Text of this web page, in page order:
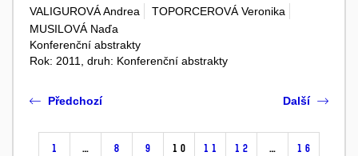
VALIGUROVÁ Andrea
TOPORCEROVÁ Veronika
MUSILOVÁ Naďa
Konferenční abstrakty
Rok: 2011, druh: Konferenční abstrakty
Předchozí
1 … 8 9 10 11 12 … 16
Další